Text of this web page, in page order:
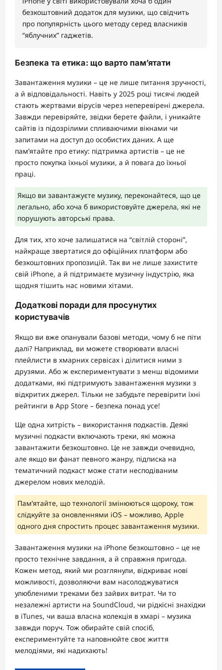
безкоштовний додаток для музики, що свідчить
про популярність цього методу серед власників
“яблучних” гаджетів.
Безпека та етика: що варто пам’ятати
Завантаження музики – це не лише питання зручності,
а й відповідальності. Навіть у 2025 році тисячі людей
стають жертвами вірусів через неперевірені джерела.
Завжди перевіряйте, звідки берете файли, і уникайте
сайтів із підозрілими спливаючими вікнами чи
запитами на доступ до особистих даних. А ще
пам’ятайте про етику: підтримка артистів – це не
просто покупка їхньої музики, а й повага до їхньої
праці.
Якщо ви завантажуєте музику, переконайтеся, що це
легально, або хоча б використовуйте джерела, які не
порушують авторські права.
Для тих, хто хоче залишатися на “світлій стороні”,
найкраще звертатися до офіційних платформ або
безкоштовних пропозицій. Так ви не лише захистите
свій iPhone, а й підтримаєте музичну індустрію, яка
щодня тішить нас новими хітами.
Додаткові поради для просунутих
користувачів
Якщо ви вже опанували базові методи, чому б не піти
далі? Наприклад, ви можете створювати власні
плейлисти в хмарних сервісах і ділитися ними з
друзями. Або ж експериментувати з менш відомими
додатками, які підтримують завантаження музики з
відкритих джерел. Тільки не забудьте перевірити їхні
рейтинги в App Store – безпека понад усе!
Ще одна хитрість – використання подкастів. Деякі
музичні подкасти включають треки, які можна
завантажити безкоштовно. Це не завжди очевидно,
але якщо ви фанат певного жанру, підписка на
тематичний подкаст може стати несподіваним
джерелом нових мелодій.
Пам’ятайте, що технології змінюються щороку, тож
слідкуйте за оновленнями iOS – можливо, Apple
одного дня спростить процес завантаження музики.
Завантаження музики на iPhone безкоштовно – це не
просто технічне завдання, а й справжня пригода.
Кожен метод, який ми розглянули, відкриває нові
можливості, дозволяючи вам насолоджуватися
улюбленими треками без зайвих витрат. Чи то
незалежні артисти на SoundCloud, чи рідкісні знахідки
в iTunes, чи ваша власна колекція в хмарі – музика
завжди поруч. Тож обирайте свій спосіб,
експериментуйте та наповнюйте своє життя
мелодіями, які надихають!